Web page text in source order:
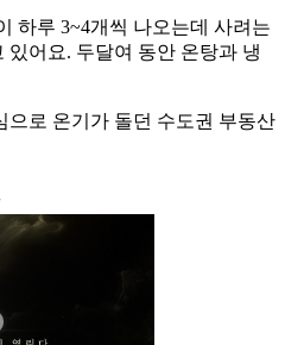
하루 3~4개씩 나오는데 사려는
어요. 두달여 동안 온탕과 냉
으로 온기가 돌던 수도권 부동산